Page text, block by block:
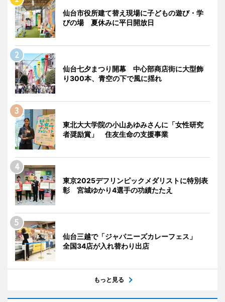
仙台市役所建て替え現場に子どもの遊び・学
びの場 夏休みに平日開放日
仙台七夕まつり開幕 中心部商店街に大型飾
り300本、青空の下で風に揺れ
東北大大学院の小山あゆみさんに「女性研究
者奨励賞」 住友生命の支援事業
東京2025デフリンピックメダリストに特別表
彰 宮城ゆかり4選手の功績たたえ
仙台三越で「ジャパニーズカレーフェス」
全国34店が入れ替わり出店
もっと見る